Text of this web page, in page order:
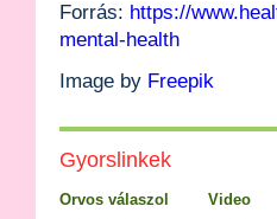
Forrás: https://
mental-health
Image by Freepik
Gyorslinkek
Orvos válaszol Video